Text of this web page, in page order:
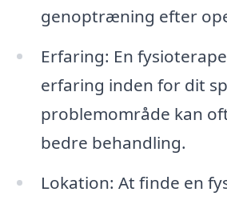
genoptræning efter
Erfaring: En
erfaring inden for dit
problemområde kan
bedre behandling.
Lokation: At finde en